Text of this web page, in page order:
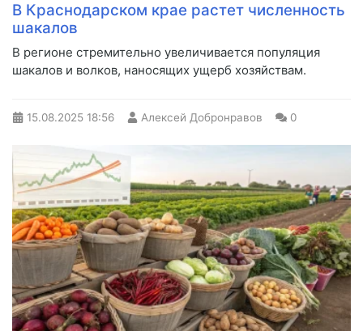
В Краснодарском крае растет численность
шакалов
В регионе стремительно увеличивается популяция
шакалов и волков, наносящих ущерб хозяйствам.
15.08.2025 18:56 Алексей Добронравов 0